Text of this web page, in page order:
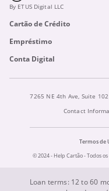
By ETUS Digital LLC
Cartão de Crédito
Empréstimo
Conta Digital
7265 NE 4th Ave, Suite
Contact
Termos de
© 2024 - Help Cartão - Todos
Loan terms: 12 to 60